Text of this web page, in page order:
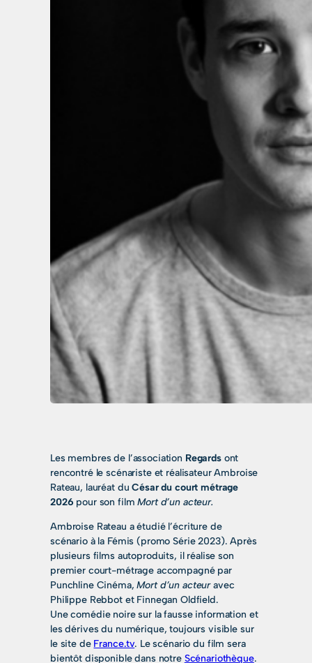
Les membres de l’association Regardsont
rencontré le scénariste et réalisateur Ambroise
Rateau, lauréat duCésar du court métrage
2026 pour son filmMort d’un acteur.
Ambroise Rateau a étudié l’écriture de
scénario à la Fémis (promo Série 2023). Après
plusieurs films autoproduits, il réalise son
premier court-métrage accompagné par
Punchline Cinéma,Mort d’un acteuravec
Philippe Rebbot et Finnegan Oldfield.
Une comédie noire sur la fausse information et
les dérives du numérique, toujours visible sur
le site de France.tv. Le scénario du film sera
bientôt disponible dans notre Scénariothèque.